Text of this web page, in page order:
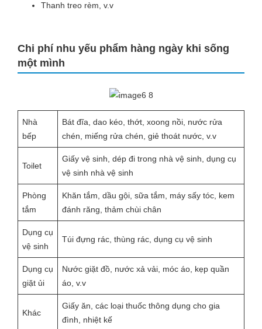
Thanh treo rèm, v.v
Chi phí nhu yếu phẩm hàng ngày khi sống
một mình
Nhà
bếp
Bát đĩa, dao kéo, thớt, xoong nồi, nước rửa
chén, miếng rửa chén, giẻ thoát nước, v.v
Toilet
Giấy vệ sinh, dép đi trong nhà vệ sinh, dụng cụ
vệ sinh nhà vệ sinh
Phòng
tắm
Khăn tắm, dầu gội, sữa tắm, máy sấy tóc, kem
đánh răng, thảm chùi chân
Dụng cụ
vệ sinh
Túi đựng rác, thùng rác, dụng cụ vệ sinh
Dụng cụ
giặt ủi
Nước giặt đồ, nước xả vải, móc áo, kẹp quần
áo, v.v
Khác
Giấy ăn, các loại thuốc thông dụng cho gia
đình, nhiệt kế